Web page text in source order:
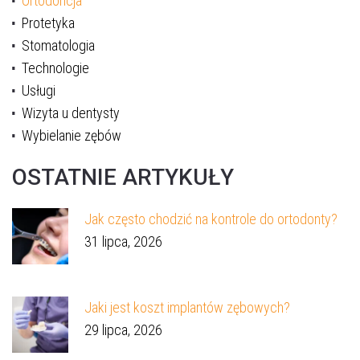
Protetyka
Stomatologia
Technologie
Usługi
Wizyta u dentysty
Wybielanie zębów
OSTATNIE ARTYKUŁY
Jak często chodzić na kontrole do ortodonty?
31 lipca, 2026
Jaki jest koszt implantów zębowych?
29 lipca, 2026
Akceptuję